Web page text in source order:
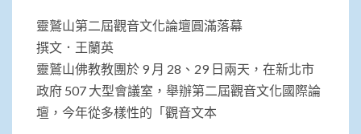
靈鷲山第二屆觀音文化論壇圓滿落幕
撰文．王蘭英
靈鷲山佛教教團於 9 月 28、29 日兩天，在新北市
政府 507 大型會議室，舉辦第二屆觀音文化國際論
壇，今年從多樣性的「觀音文本